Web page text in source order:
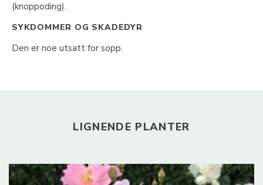
(knoppoding).
SYKDOMMER OG SKADEDYR
Den er noe utsatt for sopp.
LIGNENDE PLANTER